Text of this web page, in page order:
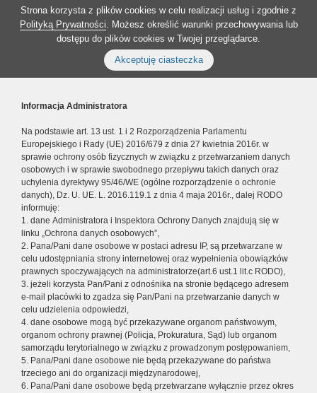
Strona korzysta z plików cookies w celu realizacji usług i zgodnie z
Polityką Prywatności. Możesz określić warunki przechowywania lub
dostępu do plików cookies w Twojej przeglądarce.
Akceptuję ciasteczka
Informacja Administratora
Na podstawie art. 13 ust. 1 i 2 Rozporządzenia Parlamentu
Europejskiego i Rady (UE) 2016/679 z dnia 27 kwietnia 2016r. w
sprawie ochrony osób fizycznych w związku z przetwarzaniem danych
osobowych i w sprawie swobodnego przepływu takich danych oraz
uchylenia dyrektywy 95/46/WE (ogólne rozporządzenie o ochronie
danych), Dz. U. UE. L. 2016.119.1 z dnia 4 maja 2016r., dalej RODO
informuję:
1. dane Administratora i Inspektora Ochrony Danych znajdują się w
linku „Ochrona danych osobowych”,
2. Pana/Pani dane osobowe w postaci adresu IP, są przetwarzane w
celu udostępniania strony internetowej oraz wypełnienia obowiązków
prawnych spoczywających na administratorze(art.6 ust.1 lit.c RODO),
3. jeżeli korzysta Pan/Pani z odnośnika na stronie będącego adresem
e-mail placówki to zgadza się Pan/Pani na przetwarzanie danych w
celu udzielenia odpowiedzi,
4. dane osobowe mogą być przekazywane organom państwowym,
organom ochrony prawnej (Policja, Prokuratura, Sąd) lub organom
samorządu terytorialnego w związku z prowadzonym postępowaniem,
5. Pana/Pani dane osobowe nie będą przekazywane do państwa
trzeciego ani do organizacji międzynarodowej,
6. Pana/Pani dane osobowe będą przetwarzane wyłącznie przez okres